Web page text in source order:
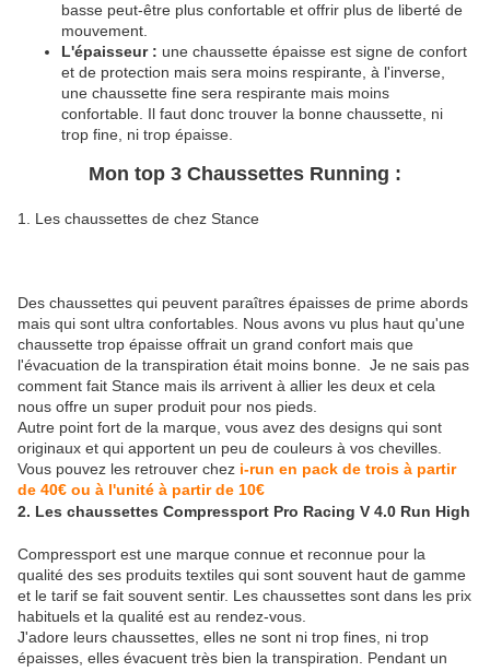
basse peut-être plus confortable et offrir plus de liberté de
mouvement.
L'épaisseur : une chaussette épaisse est signe de confort
et de protection mais sera moins respirante, à l'inverse,
une chaussette fine sera respirante mais moins
confortable. Il faut donc trouver la bonne chaussette, ni
trop fine, ni trop épaisse.
Mon top 3 Chaussettes Running :
1. Les chaussettes de chez Stance
Des chaussettes qui peuvent paraîtres épaisses de prime abords
mais qui sont ultra confortables. Nous avons vu plus haut qu'une
chaussette trop épaisse offrait un grand confort mais que
l'évacuation de la transpiration était moins bonne. Je ne sais pas
comment fait Stance mais ils arrivent à allier les deux et cela
nous offre un super produit pour nos pieds.
Autre point fort de la marque, vous avez des designs qui sont
originaux et qui apportent un peu de couleurs à vos chevilles.
Vous pouvez les retrouver chez i-run en pack de trois à partir
de 40€ ou à l'unité à partir de 10€
2. Les chaussettes Compressport Pro Racing V 4.0 Run High
Compressport est une marque connue et reconnue pour la
qualité des ses produits textiles qui sont souvent haut de gamme
et le tarif se fait souvent sentir. Les chaussettes sont dans les prix
habituels et la qualité est au rendez-vous.
J'adore leurs chaussettes, elles ne sont ni trop fines, ni trop
épaisses, elles évacuent très bien la transpiration. Pendant un